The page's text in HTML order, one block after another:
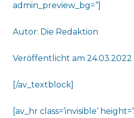
admin_preview_bg=“]
Autor: Die Redaktion
Veröffentlicht am 24.03.2022
[/av_textblock]
[av_hr class=’invisible‘